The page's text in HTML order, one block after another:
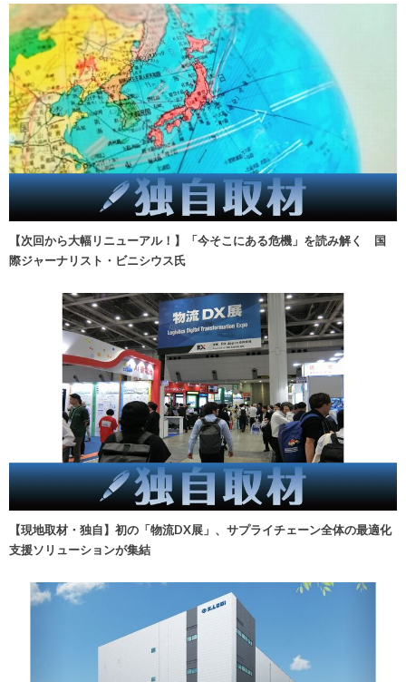
【次回から大幅リニューアル！】「今そこにある危機」を読み解く 国
際ジャーナリスト・ビニシウス氏
【現地取材・独自】初の「物流DX展」、サプライチェーン全体の最適化
支援ソリューションが集結